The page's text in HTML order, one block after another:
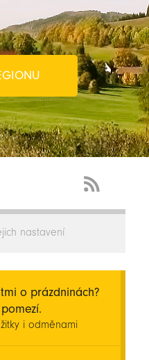
Feed
nastavení
o prázdninách?
i odměnami